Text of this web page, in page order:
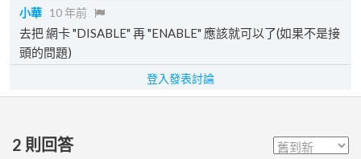
小華 10 年前
去把 網卡 "DISABLE" 再 "ENABLE" 應該就可以了(如果不是接
頭的問題)
登入發表討論
2 則回答